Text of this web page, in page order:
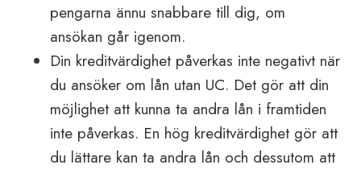
pengarna ännu snabbare till dig, om
ansökan går igenom.
Din kreditvärdighet påverkas inte negativt när
du ansöker om lån utan UC. Det gör att din
möjlighet att kunna ta andra lån i framtiden
inte påverkas. En hög kreditvärdighet gör att
du lättare kan ta andra lån och dessutom att